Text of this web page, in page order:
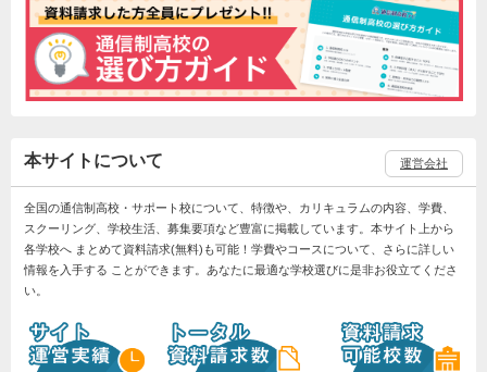
本サイトについて 運営会社
全国の通信制高校・サポート校について、特徴や、カリキュラムの内容、学費、
スクーリング、学校生活、募集要項など豊富に掲載しています。本サイト上から
各学校へ まとめて資料請求(無料)も可能！学費やコースについて、さらに詳しい
情報を入手する ことができます。あなたに最適な学校選びに是非お役立てくださ
い。